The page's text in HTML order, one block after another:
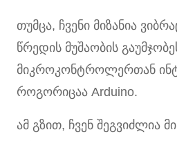
თუმცა, ჩვენი მიზანია
წრედის მუშაობის
მიკროკონტროლერთან
როგორიცაა Arduino.
ამ გზით, ჩვენ შეგვიძლია